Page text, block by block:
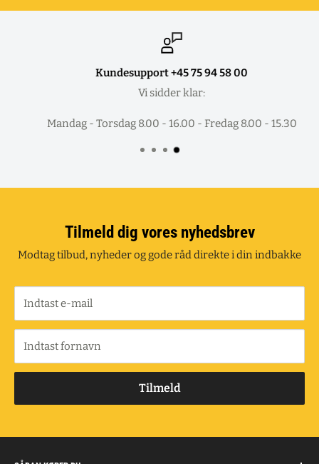
Kundesupport +45 75 94 58 00
Vi sidder klar:
Mandag - Torsdag 8.00 - 16.00 - Fredag 8.00 - 15.30
Tilmeld dig vores nyhedsbrev
Modtag tilbud, nyheder og gode råd direkte i din indbakke
Indtast e-mail
Indtast fornavn
Tilmeld